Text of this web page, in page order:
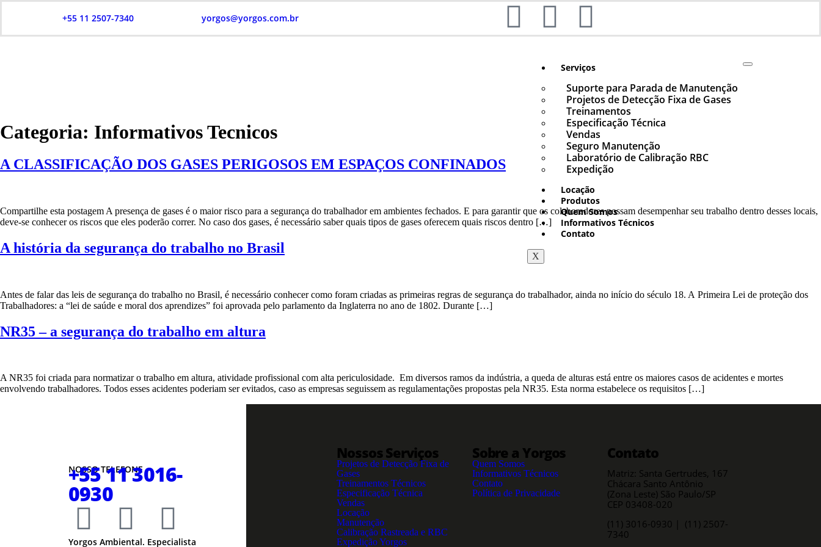
+55 11 2507-7340 yorgos@yorgos.com.br
Serviços
Suporte para Parada de Manutenção
Projetos de Detecção Fixa de Gases
Treinamentos
Especificação Técnica
Vendas
Seguro Manutenção
Laboratório de Calibração RBC
Expedição
Locação
Produtos
Quem Somos
Informativos Técnicos
Contato
X
Categoria: Informativos Tecnicos
A CLASSIFICAÇÃO DOS GASES PERIGOSOS EM ESPAÇOS CONFINADOS
Compartilhe esta postagem A presença de gases é o maior risco para a segurança do trabalhador em ambientes fechados. E para garantir que os colaboradores possam desempenhar seu trabalho dentro desses locais,
deve-se conhecer os riscos que eles poderão correr. No caso dos gases, é necessário saber quais tipos de gases oferecem quais riscos dentro […]
A história da segurança do trabalho no Brasil
Antes de falar das leis de segurança do trabalho no Brasil, é necessário conhecer como foram criadas as primeiras regras de segurança do trabalhador, ainda no início do século 18. A Primeira Lei de proteção dos
Trabalhadores: a “lei de saúde e moral dos aprendizes” foi aprovada pelo parlamento da Inglaterra no ano de 1802. Durante […]
NR35 – a segurança do trabalho em altura
A NR35 foi criada para normatizar o trabalho em altura, atividade profissional com alta periculosidade. Em diversos ramos da indústria, a queda de alturas está entre os maiores casos de acidentes e mortes
envolvendo trabalhadores. Todos esses acidentes poderiam ser evitados, caso as empresas seguissem as regulamentações propostas pela NR35. Esta norma estabelece os requisitos […]
NOSSO TELEFONE
+55 11 3016-
0930
Yorgos Ambiental. Especialista
Nossos Serviços
Projetos de Detecção Fixa de
Gases
Treinamentos Técnicos
Especificação Técnica
Vendas
Locação
Manutenção
Calibração Rastreada e RBC
Expedição Yorgos
Sobre a Yorgos
Quem Somos
Informativos Técnicos
Contato
Política de Privacidade
Contato
Matriz: Santa Gertrudes, 167
Chácara Santo Antônio
(Zona Leste) São Paulo/SP
CEP 03408-020
(11) 3016-0930​ | (11) 2507-
7340